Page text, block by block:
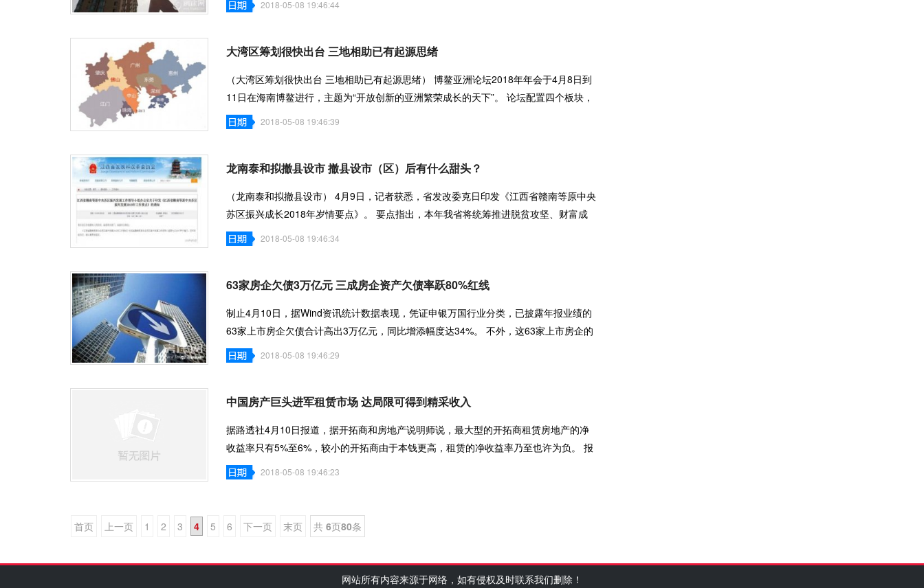
2018-05-08 19:46:44
大湾区筹划很快出台 三地相助已有起源思绪
（大湾区筹划很快出台 三地相助已有起源思绪） 博鳌亚洲论坛2018年年会于4月8日到
11日在海南博鳌进行，主题为“开放创新的亚洲繁荣成长的天下”。 论坛配置四个板块，
共60多场正2018-05-08 19:46:39
龙南泰和拟撤县设市 撤县设市（区）后有什么甜头？
（龙南泰和拟撤县设市） 4月9日，记者获悉，省发改委克日印发《江西省赣南等原中央
苏区振兴成长2018年岁情要点》。 要点指出，本年我省将统筹推进脱贫攻坚、财富成
长、生态建树2018-05-08 19:46:34
63家房企欠债3万亿元 三成房企资产欠债率跃80%红线
制止4月10日，据Wind资讯统计数据表现，凭证申银万国行业分类，已披露年报业绩的
63家上市房企欠债合计高出3万亿元，同比增添幅度达34%。 不外，这63家上市房企的
总资产总计为3.82018-05-08 19:46:29
中国房产巨头进军租赁市场 达局限可得到精采收入
据路透社4月10日报道，据开拓商和房地产说明师说，最大型的开拓商租赁房地产的净
收益率只有5%至6%，较小的开拓商由于本钱更高，租赁的净收益率乃至也许为负。 报
道称，对比之下2018-05-08 19:46:23
首页 上一页 1 2 3 4 5 6 下一页 末页 共 6页80条
网站所有内容来源于网络，如有侵权及时联系我们删除！